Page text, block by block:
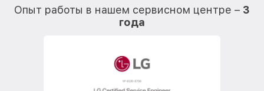
Опыт работы в нашем сервисном центре – 3
года